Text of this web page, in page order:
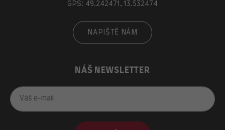
GPS: 49.242471, 13.532474
NAPIŠTĚ NÁM
NÁŠ NEWSLETTER